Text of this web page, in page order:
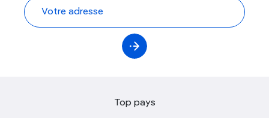
Top pays